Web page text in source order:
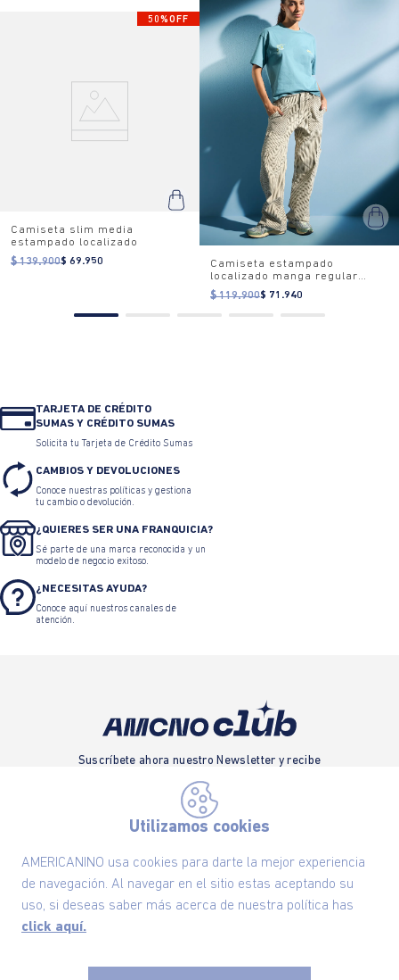
Utilizamos cookies
AMERICANINO usa cookies para darte la mejor experiencia
de navegación. Al navegar en el sitio estas aceptando su
uso, si deseas saber más acerca de nuestra política has
click aquí.
50%OFF
Camiseta slim media
estampado localizado
$ 139.900$ 69.950
Camiseta estampado
localizado manga regular
cuello redondo para mujer
$ 119.900$ 71.940
TARJETA DE CRÉDITO
SUMAS Y CRÉDITO SUMAS
Solicita tu Tarjeta de Crédito Sumas
CAMBIOS Y DEVOLUCIONES
Conoce nuestras políticas y gestiona
tu cambio o devolución.
¿QUIERES SER UNA FRANQUICIA?
Sé parte de una marca reconocida y un
modelo de negocio exitoso.
¿NECESITAS AYUDA?
Conoce aquí nuestros canales de
atención.
Suscríbete ahora nuestro Newsletter y recibe
las ofertas exclusivas y lo último en moda
SUSCRÍBETE AHORA
Nuestra Marca